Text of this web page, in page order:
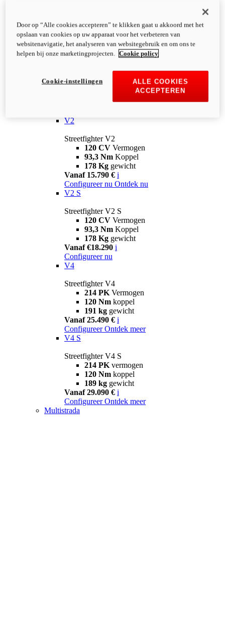
V2
Streetfighter V2
120 CV Vermogen
93,3 Nm Koppel
178 Kg gewicht
Vanaf 15.790 € i
Configureer nu Ontdek nu
V2 S
Streetfighter V2 S
120 CV Vermogen
93,3 Nm Koppel
178 Kg gewicht
Vanaf €18.290 i
Configureer nu
V4
Streetfighter V4
214 PK Vermogen
120 Nm koppel
191 kg gewicht
Vanaf 25.490 € i
Configureer Ontdek meer
V4 S
Streetfighter V4 S
214 PK vermogen
120 Nm koppel
189 kg gewicht
Vanaf 29.090 € i
Configureer Ontdek meer
Multistrada
Door op “Alle cookies accepteren” te klikken gaat u akkoord met het
opslaan van cookies op uw apparaat voor het verbeteren van
websitenavigatie, het analyseren van websitegebruik en om ons te
helpen bij onze marketingprojecten.
Cookie policy
ALLE COOKIES
ACCEPTEREN
Cookie-instellingen